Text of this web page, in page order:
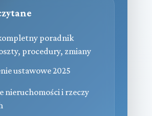
poradnik
procedury, zmiany
ustawowe 2025
nieruchomości i rzeczy